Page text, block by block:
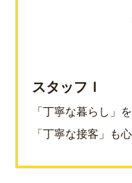
スタッフＩ
「丁寧な暮らし」
「丁寧な接客」も